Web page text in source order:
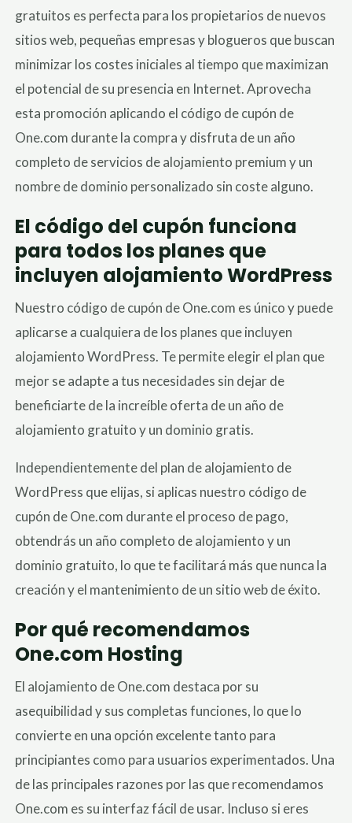
gratuitos es perfecta para los propietarios de nuevos
sitios web, pequeñas empresas y blogueros que buscan
minimizar los costes iniciales al tiempo que maximizan
el potencial de su presencia en Internet. Aprovecha
esta promoción aplicando el código de cupón de
One.com durante la compra y disfruta de un año
completo de servicios de alojamiento premium y un
nombre de dominio personalizado sin coste alguno.
El código del cupón funciona
para todos los planes que
incluyen alojamiento WordPress
Nuestro código de cupón de One.com es único y puede
aplicarse a cualquiera de los planes que incluyen
alojamiento WordPress. Te permite elegir el plan que
mejor se adapte a tus necesidades sin dejar de
beneficiarte de la increíble oferta de un año de
alojamiento gratuito y un dominio gratis.
Independientemente del plan de alojamiento de
WordPress que elijas, si aplicas nuestro código de
cupón de One.com durante el proceso de pago,
obtendrás un año completo de alojamiento y un
dominio gratuito, lo que te facilitará más que nunca la
creación y el mantenimiento de un sitio web de éxito.
Por qué recomendamos
One.com Hosting
El alojamiento de One.com destaca por su
asequibilidad y sus completas funciones, lo que lo
convierte en una opción excelente tanto para
principiantes como para usuarios experimentados. Una
de las principales razones por las que recomendamos
One.com es su interfaz fácil de usar. Incluso si eres